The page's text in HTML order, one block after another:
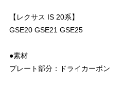
【レクサス IS 20系】
GSE20 GSE21 GSE25
●素材
プレート部分：ドライカーボン